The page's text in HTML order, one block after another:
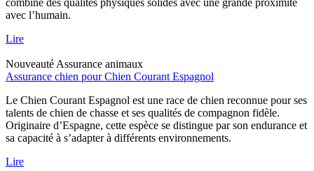
avec l’humain.
Lire
Nouveauté Assurance animaux
Assurance chien pour Chien Courant Espagnol
Le Chien Courant Espagnol est une race de chien reconnue pour ses
talents de chien de chasse et ses qualités de compagnon fidèle.
Originaire d’Espagne, cette espèce se distingue par son endurance et
sa capacité à s’adapter à différents environnements.
Lire